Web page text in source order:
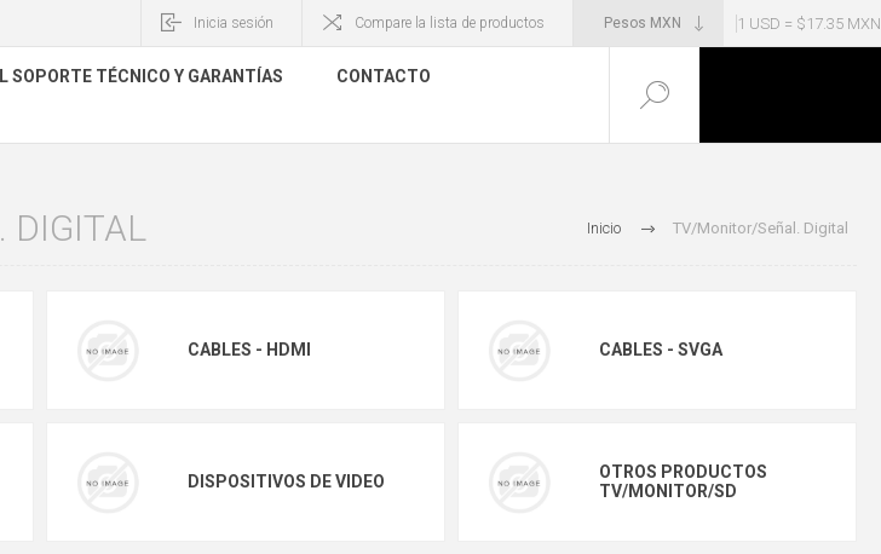
1 USD = $17.35 MXN
Inicia sesión Compare la lista de productos
SOPORTE TÉCNICO Y GARANTÍAS
CONTACTO
Inicio TV/Monitor/Señal. Digital
DIGITAL
CABLES - HDMI CABLES - SVGA
DISPOSITIVOS DE VIDEO
OTROS PRODUCTOS
TV/MONITOR/SD